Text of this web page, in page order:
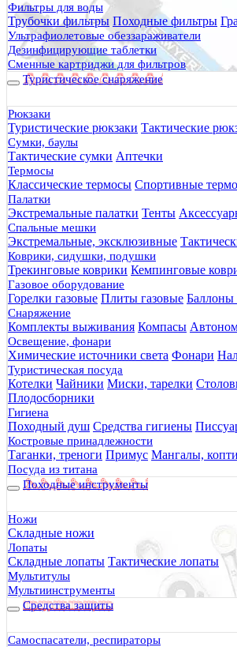
Фильтры для воды
Трубочки фильтры Походные фильтры
Ультрафиолетовые обеззараживатели
Дезинфицирующие таблетки
Сменные картриджи для фильтров
Туристическое снаряжение
Рюкзаки
Туристические рюкзаки Тактические
Сумки, баулы
Тактические сумки Аптечки
Термосы
Классические термосы Спортивные
Палатки
Экстремальные палатки Тенты
Спальные мешки
Экстремальные, эксклюзивные
Коврики, сидушки, подушки
Трекинговые коврики Кемпинговые
Газовое оборудование
Горелки газовые Плиты газовые Баллоны
Снаряжение
Комплекты выживания Компасы
Освещение, фонари
Химические источники света Фонари
Туристическая посуда
Котелки Чайники Миски, тарелки
Плодосборники
Гигиена
Походный душ Средства гигиены
Костровые принадлежности
Таганки, треноги Примус Мангалы,
Посуда из титана
Походные инструменты
Ножи
Складные ножи
Лопаты
Складные лопаты Тактические лопаты
Мультитулы
Мультиинструменты
Средства защиты
Самоспасатели, респираторы